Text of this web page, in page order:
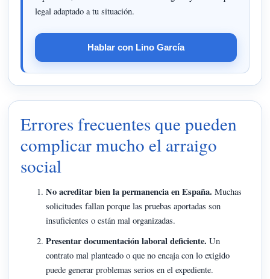
legal adaptado a tu situación.
Hablar con Lino García
Errores frecuentes que pueden
complicar mucho el arraigo
social
No acreditar bien la permanencia en España. Muchas
solicitudes fallan porque las pruebas aportadas son
insuficientes o están mal organizadas.
Presentar documentación laboral deficiente. Un
contrato mal planteado o que no encaja con lo exigido
puede generar problemas serios en el expediente.